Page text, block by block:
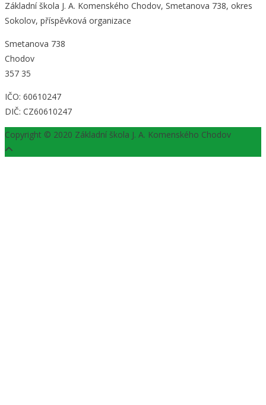
Základní škola J. A. Komenského Chodov, Smetanova 738, okres
Sokolov, příspěvková organizace
Smetanova 738
Chodov
357 35
IČO: 60610247
DIČ: CZ60610247
Copyright © 2020 Základní škola J. A. Komenského Chodov